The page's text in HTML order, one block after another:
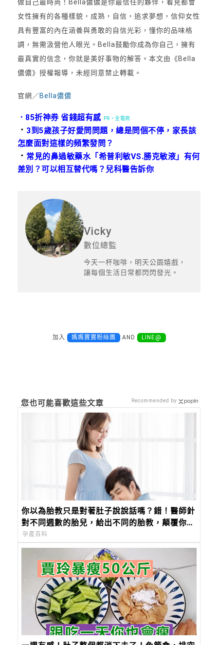
做自己最時尚！Bella儂儂是你最信任的夥伴，看見都會
女性擁有的各種樣貌，成熟，自信，追求夢想，信仰女性
具有豐富的內在涵養與勇敢的自信光彩，懂你的品味格
調，無需汲營他人眼光。Bella鼓勵你成為你自己，擁有
最真實的信念，你就是美好事物的解答。本文由《Bella
儂儂》授權報導，未經同意禁止轉載。
官網／Bella儂儂
．85折神券 省錢超有感 PR・全電商
． 3到5歲孩子好愛問問題，總是問個不停，家長該
怎麼面對這樣的頻繁發問？
． 常見的鼻過敏藥水「希普利敏VS.勝克敏液」有何
差別？可以相互替代嗎？兒科醫告訴你
Vicky
數位總監
今天一杯咖啡，明天公園嬉戲，
讓每個生活日常都閃閃發光。
加入 媽媽寶寶粉絲團 AND LINE@
您也可能喜歡這些文章
你以為胎教只是對著肚子說說話嗎？錯！醫師針
對不同週數的胎兒，給出不同的胎教，顛覆你對
胎教的觀念
孕產百科
Recommended by